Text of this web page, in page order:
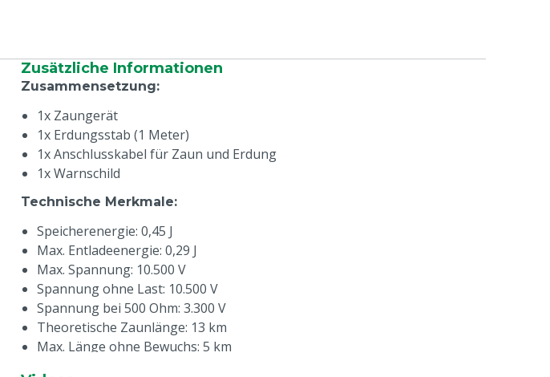
Zusätzliche Informationen
Zusammensetzung:
1x Zaungerät
1x Erdungsstab (1 Meter)
1x Anschlusskabel für Zaun und Erdung
1x Warnschild
Technische Merkmale:
Speicherenergie: 0,45 J
Max. Entladeenergie: 0,29 J
Max. Spannung: 10.500 V
Spannung ohne Last: 10.500 V
Spannung bei 500 Ohm: 3.300 V
Theoretische Zaunlänge: 13 km
Max. Länge ohne Bewuchs: 5 km